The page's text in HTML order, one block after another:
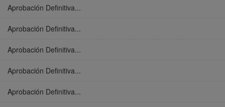
Aprobación Definitiva...
Aprobación Definitiva...
Aprobación Definitiva...
Aprobación Definitiva...
Aprobación Definitiva...